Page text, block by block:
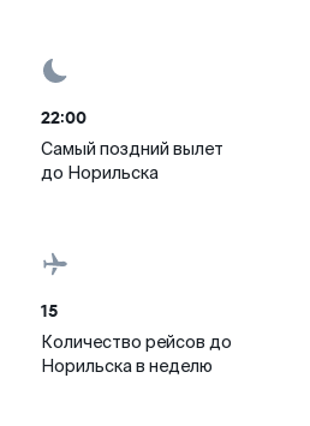
22:00
Самый поздний вылет
до Норильска
15
Количество рейсов до
Норильска в неделю